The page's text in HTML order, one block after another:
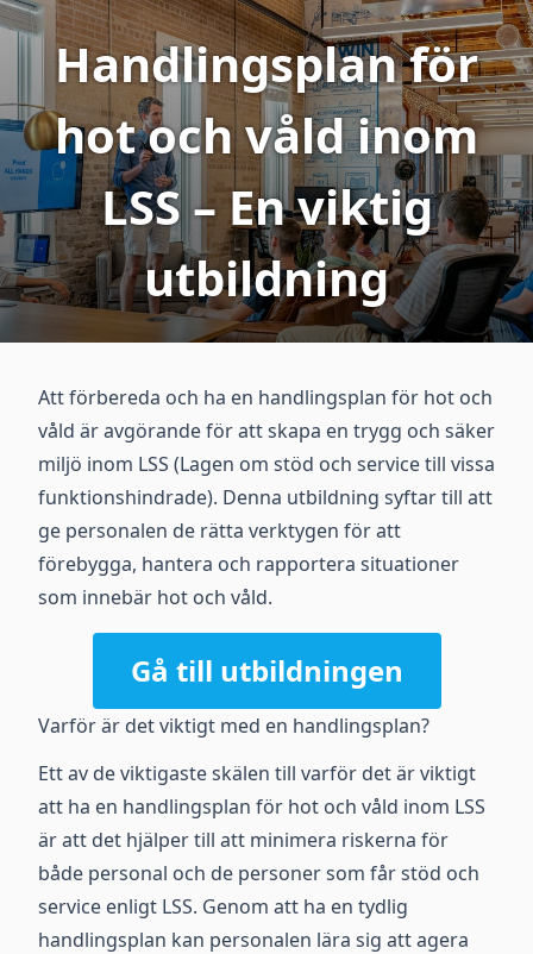
Handlingsplan för
hot och våld inom
LSS – En viktig
utbildning
Att förbereda och ha en handlingsplan för hot och
våld är avgörande för att skapa en trygg och säker
miljö inom LSS (Lagen om stöd och service till vissa
funktionshindrade). Denna utbildning syftar till att
ge personalen de rätta verktygen för att
förebygga, hantera och rapportera situationer
som innebär hot och våld.
Gå till utbildningen
Varför är det viktigt med en handlingsplan?
Ett av de viktigaste skälen till varför det är viktigt
att ha en handlingsplan för hot och våld inom LSS
är att det hjälper till att minimera riskerna för
både personal och de personer som får stöd och
service enligt LSS. Genom att ha en tydlig
handlingsplan kan personalen lära sig att agera